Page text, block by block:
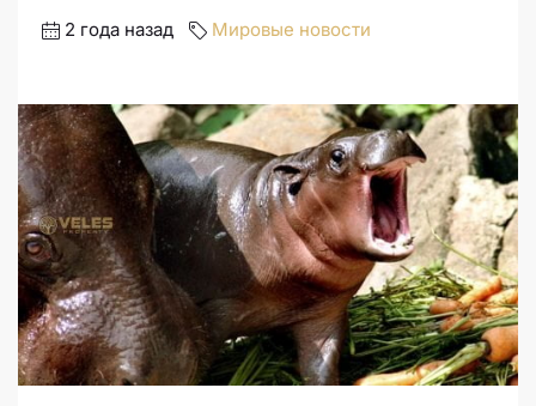
2 года назад Мировые новости